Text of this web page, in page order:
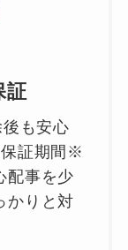
証
も安心
保証期間※
配事を少
かりと対